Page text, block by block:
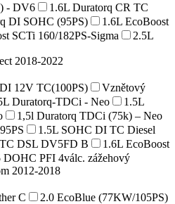
- DV6
1.6L Duratorq CR TC
DI SOHC (95PS)
1.6L EcoBoost
SCTi 160/182PS-Sigma
2.5L
2018-2022
12V TC(100PS)
Vznětový
Duratorq-TDCi - Neo
1.5L
1,5l Duratorq TDCi (75k) – Neo
1.5L SOHC DI TC Diesel
DSL DV5FD B
1.6L EcoBoost
DOHC PFI 4válc. zážehový
2012-2018
C
2.0 EcoBlue (77KW/105PS)